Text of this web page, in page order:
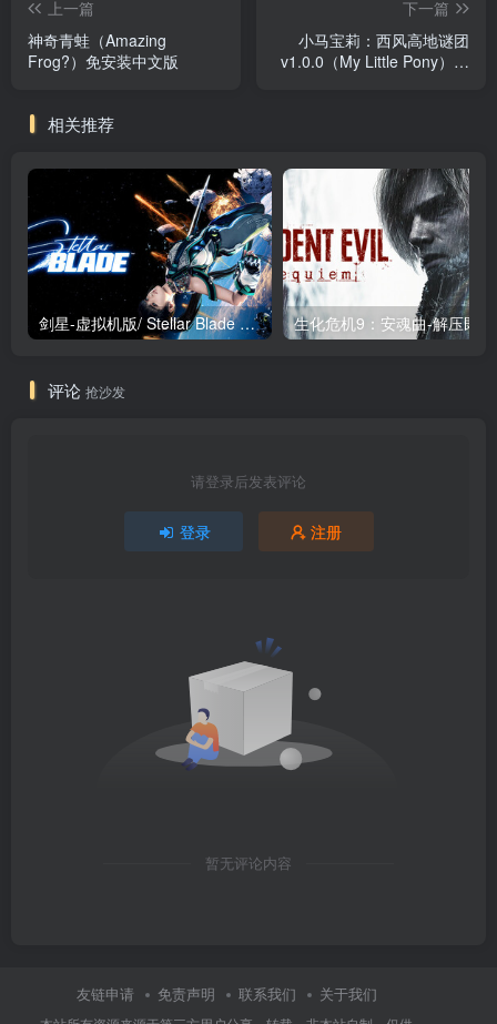
上一篇
神奇青蛙（Amazing
Frog?）免安装中文版
下一篇
小马宝莉：西风高地谜团
v1.0.0（My Little Pony）免
相关推荐
剑星-虚拟机版/ Stellar Blade v1.4.1|Build.19963153 终极版新补丁 送修改器 免安装中文版
评论 抢沙发
请登录后发表评论
登录 注册
暂无评论内容
友链申请 免责声明 联系我们 关于我们